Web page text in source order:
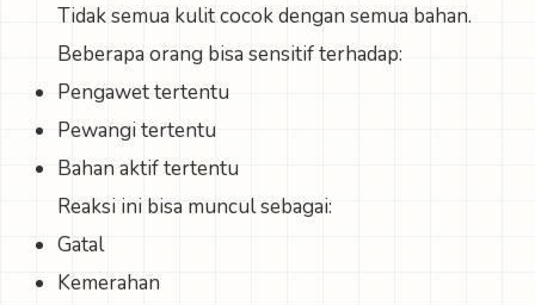
Tidak semua kulit cocok dengan semua bahan.
Beberapa orang bisa sensitif terhadap:
Pengawet tertentu
Pewangi tertentu
Bahan aktif tertentu
Reaksi ini bisa muncul sebagai:
Gatal
Kemerahan